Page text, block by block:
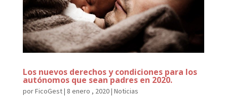
Los nuevos derechos y condiciones para los
autónomos que sean padres en 2020.
porFicoGest| 8 enero , 2020| Noticias